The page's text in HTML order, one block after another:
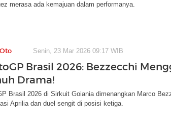
merasa ada kemajuan dalam performanya.
Senin, 23 Mar 2026 09:17 WIB
Brasil 2026: Bezzecchi
Drama!
Brasil 2026 di Sirkuit Goiania dimenangkan Marco
Aprilia dan duel sengit di posisi ketiga.